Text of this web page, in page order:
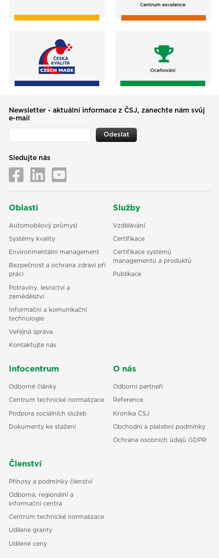
Newsletter - aktuální informace z ČSJ, zanechte nám svůj
e-mail
Odeslat
Sledujte nás
Oblasti
Automobilový průmysl
Systémy kvality
Environmentální management
Bezpečnost a ochrana zdraví při
práci
Potraviny, lesnictví a
zemědělství
Informační a komunikační
technologie
Veřejná správa
Kontaktujte nás
Služby
Vzdělávání
Certifikace
Certifikace systémů
managementu a produktů
Publikace
Infocentrum
Odborné články
Centrum technické normalizace
Podpora sociálních služeb
Dokumenty ke stažení
O nás
Odborní partneři
Reference
Kronika ČSJ
Obchodní a platební podmínky
Ochrana osobních údajů GDPR
Členství
Přínosy a podmínky členství
Odborná, regionální a
informační centra
Centrum technické normalizace
Udílené granty
Udílené ceny